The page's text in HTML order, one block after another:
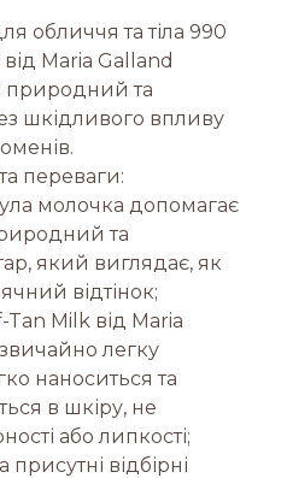
обличчя та тіла 990
Maria Galland
природний та
шкідливого впливу
переваги:
молочка допомагає
та
який виглядає, як
відтінок;
Milk від Maria
легку
наноситься та
в шкіру, не
або липкості;
відбірні